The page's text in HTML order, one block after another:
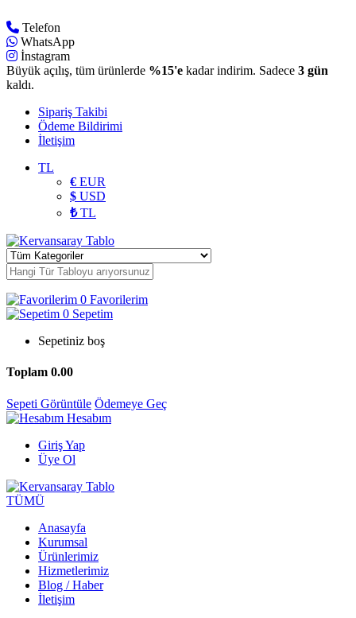
Telefon
WhatsApp
İnstagram
Büyük açılış, tüm ürünlerde %15'e kadar indirim. Sadece 3 gün
kaldı.
Sipariş Takibi
Ödeme Bildirimi
İletişim
TL
€ EUR
$ USD
₺TL
0 Favorilerim
0 Sepetim
Sepetiniz boş
Toplam 0.00
Sepeti Görüntüle Ödemeye Geç
Hesabım
Giriş Yap
Üye Ol
TÜMÜ
Anasayfa
Kurumsal
Ürünlerimiz
Hizmetlerimiz
Blog / Haber
İletişim